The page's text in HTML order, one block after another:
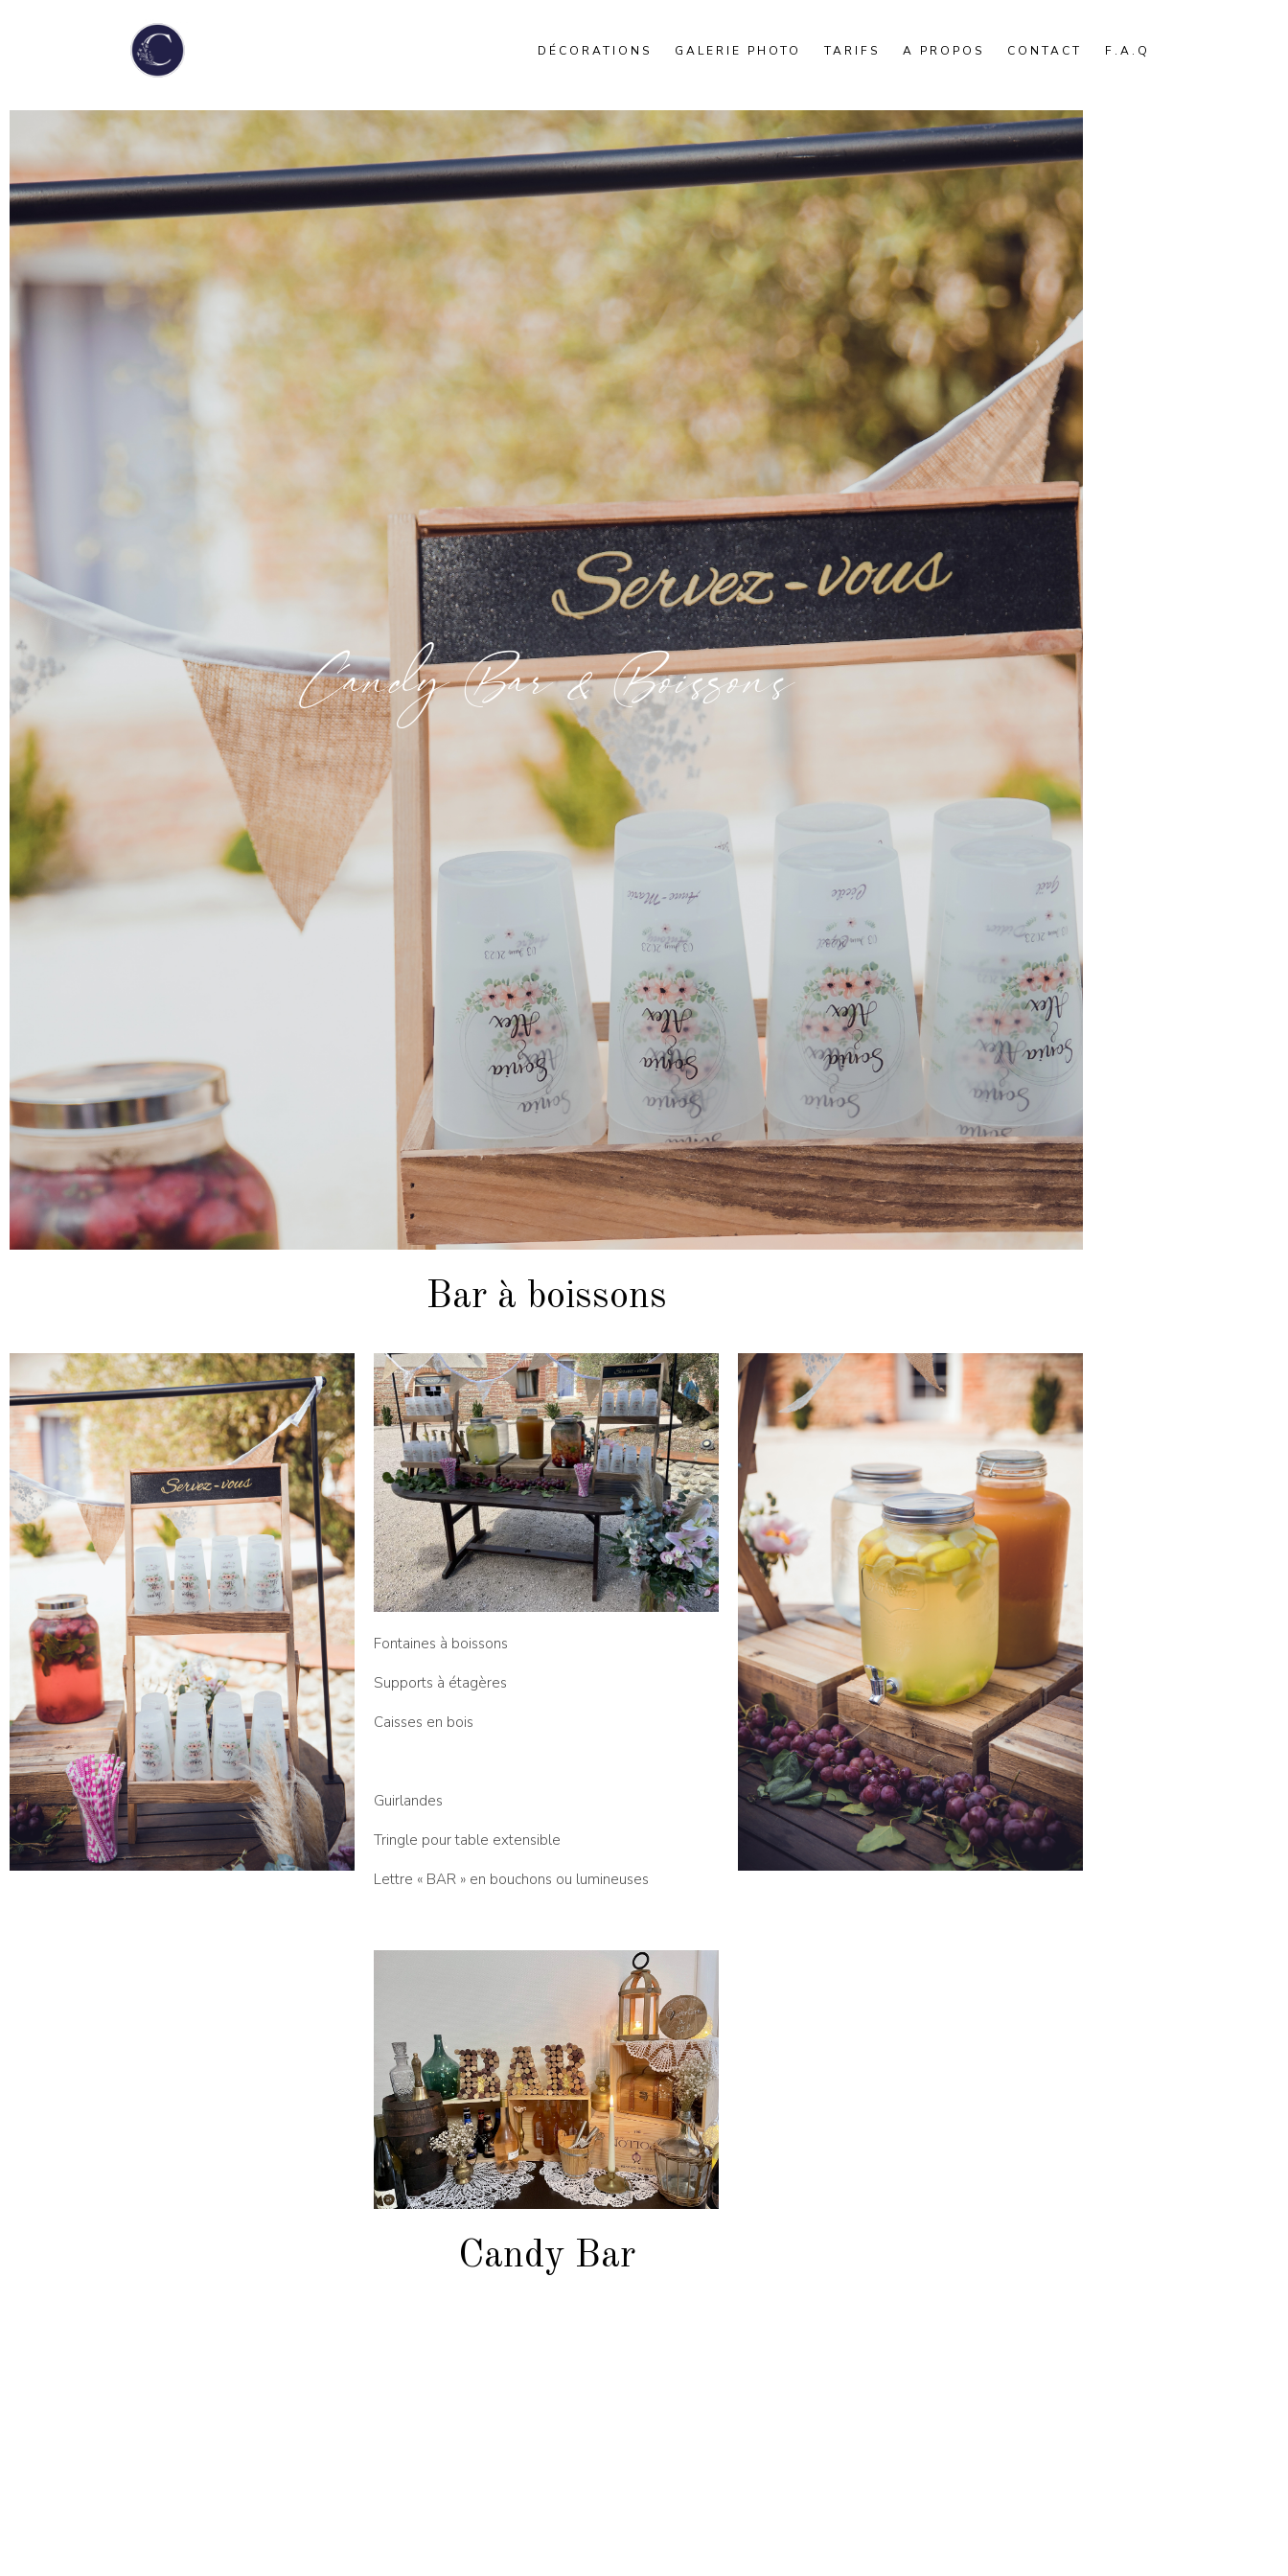
DÉCORATIONS GALERIE PHOTO TARIFS A PROPOS CONTACT F.A.Q
Candy Bar & Boissons
Bar à boissons
Fontaines à boissons
Supports à étagères
Caisses en bois
Guirlandes
Tringle pour table extensible
Lettre « BAR » en bouchons ou lumineuses
Candy Bar